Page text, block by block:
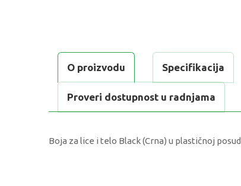
O proizvodu Specifikacija
Proveri dostupnost u radnjama
Boja za lice i telo Black (Crna) u plastičnoj